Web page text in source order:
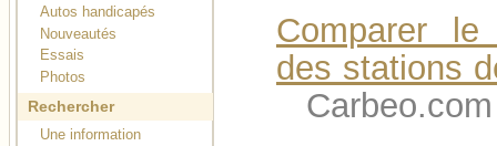
Autos handicapés
Nouveautés
Essais
Photos
Rechercher
Une information
Comparer
des stations
Carbeo.com